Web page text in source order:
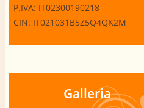
P.IVA: IT02300190218
CIN: IT021031B5Z5Q4QK2M
Galleria